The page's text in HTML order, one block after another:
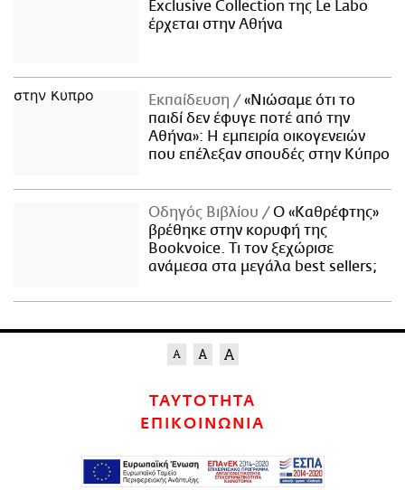
Exclusive Collection της Le Labo
έρχεται στην Αθήνα
Εκπαίδευση
«Νιώσαμε ότι το
παιδί δεν έφυγε ποτέ από την
Αθήνα»: Η εμπειρία οικογενειών
που επέλεξαν σπουδές στην Κύπρο
Οδηγός Βιβλίου
Ο «Καθρέφτης»
βρέθηκε στην κορυφή της
Bookvoice. Τι τον ξεχώρισε
ανάμεσα στα μεγάλα best sellers;
ΤΑΥΤΟΤΗΤΑ
ΕΠΙΚΟΙΝΩΝΙΑ